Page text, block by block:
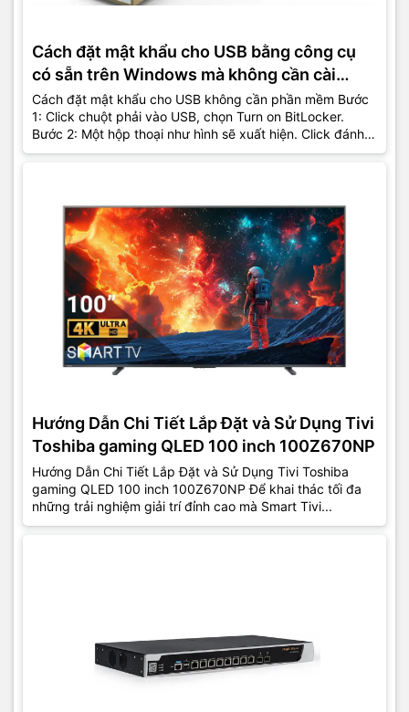
Cách đặt mật khẩu cho USB bằng công cụ
có sẵn trên Windows mà không cần cài
thêm phần mềm
Cách đặt mật khẩu cho USB không cần phần mềm Bước
1: Click chuột phải vào USB, chọn Turn on BitLocker.
Bước 2: Một hộp thoại như hình sẽ xuất hiện. Click đánh
dấu tick vào...
Hướng Dẫn Chi Tiết Lắp Đặt và Sử Dụng Tivi
Toshiba gaming QLED 100 inch 100Z670NP
Hướng Dẫn Chi Tiết Lắp Đặt và Sử Dụng Tivi Toshiba
gaming QLED 100 inch 100Z670NP Để khai thác tối đa
những trải nghiệm giải trí đỉnh cao mà Smart Tivi...